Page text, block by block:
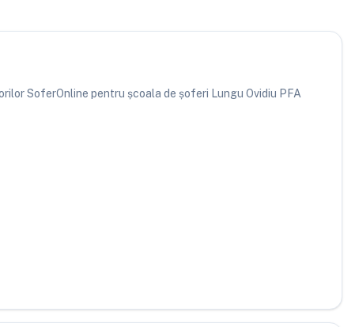
SoferOnline pentru școala de șoferi Lungu Ovidiu PFA